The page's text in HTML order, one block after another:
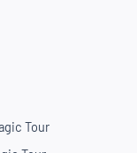
Tour